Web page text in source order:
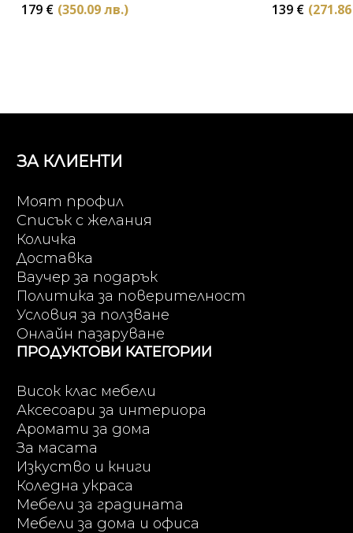
179 € (350.09 лв.) 139 €
ЗА КЛИЕНТИ
Моят профил
Списък с желания
Количка
Доставка
Ваучер за подарък
Политика за поверителност
Условия за ползване
Онлайн пазаруване
ПРОДУКТОВИ КАТЕГОРИИ
Висок клас мебели
Аксесоари за интериора
Аромати за дома
За масата
Изкуство и книги
Коледна украса
Мебели за градината
Мебели за дома и офиса